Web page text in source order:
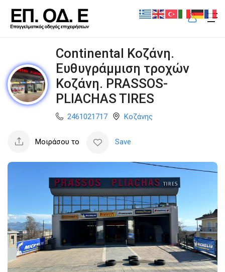
Continental Κοζάνη.
Ευθυγράμμιση τροχών
Κοζάνη. PRASSOS-
PLIACHAS TIRES
2461021717 Κοζάνης
Μοιράσου το Save